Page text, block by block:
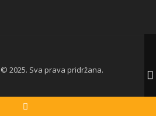
2025. Sva prava pridržana.